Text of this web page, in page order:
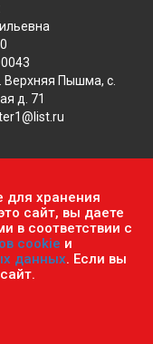
Верхняя Пышма, с.
д. 71
исключительно
условиях не
положениями ч.2
.
«Автомастер».
для хранения
сайт, вы даете
в соответствии с
cookie и
данных. Если вы